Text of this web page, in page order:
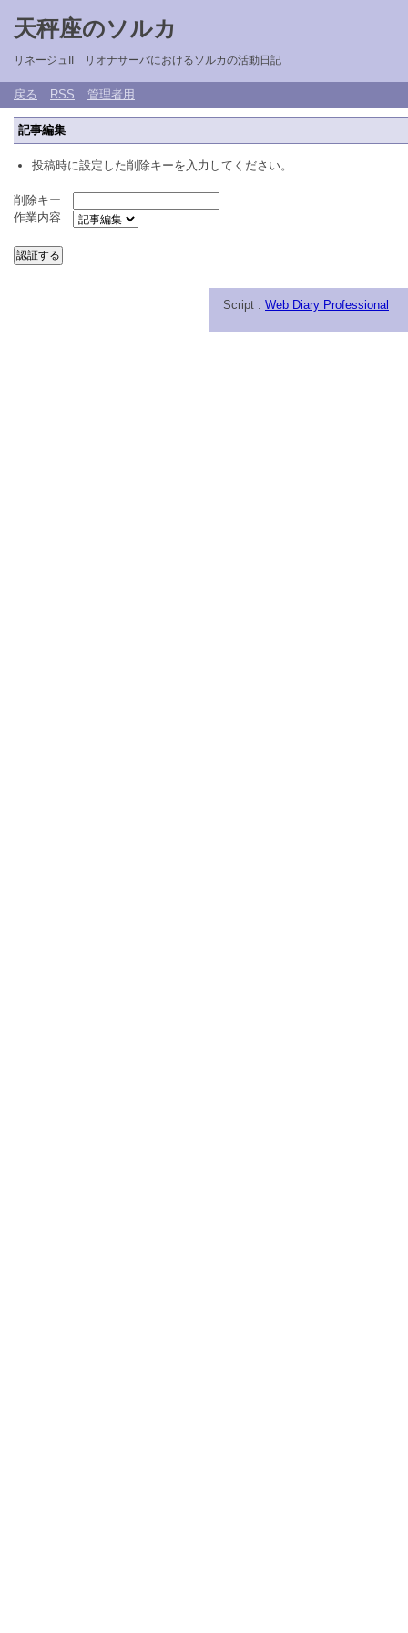
天秤座のソルカ
リネージュII リオナサーバにおけるソルカの活動日記
戻る RSS 管理者用
記事編集
投稿時に設定した削除キーを入力してください。
削除キー
作業内容
Script : Web Diary Professional